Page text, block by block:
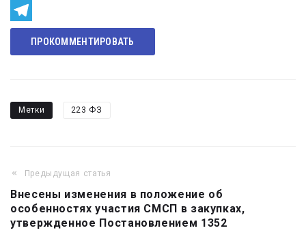
Odnoklassniki
Telegram
ПРОКОММЕНТИРОВАТЬ
Метки 223 ФЗ
Навигация
по
записям
Предыдущая статья
Внесены изменения в положение об
особенностях участия СМСП в закупках,
утвержденное Постановлением 1352